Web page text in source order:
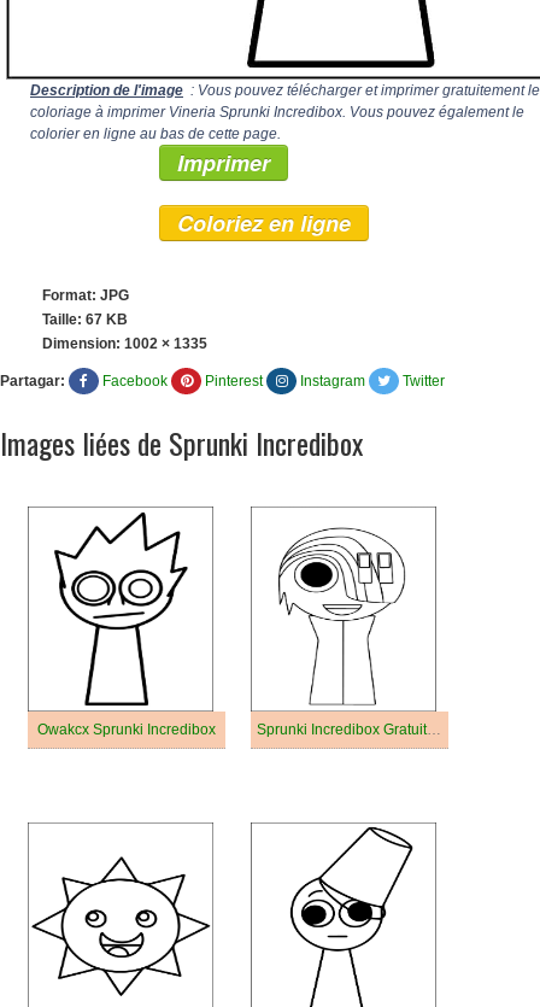
Description de l'image : Vous pouvez télécharger et imprimer gratuitement le
coloriage à imprimer Vineria Sprunki Incredibox. Vous pouvez également le
colorier en ligne au bas de cette page.
Imprimer
Coloriez en ligne
Format: JPG
Taille: 67 KB
Dimension: 1002 × 1335
Partagar: Facebook Pinterest Instagram Twitter
Images liées de Sprunki Incredibox
Owakcx Sprunki Incredibox Sprunki Incredibox Gratuit Pour les Enfants